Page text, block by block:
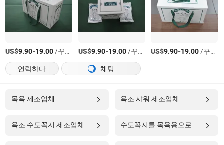
US$9.90-19.00/꾸러미 US$9.90-19.00/꾸러미 US$9.90-19.00/꾸러미
연락하다
채팅
목욕 제조업체 욕조 샤워 제조업체
욕조 수도꼭지 제조업체